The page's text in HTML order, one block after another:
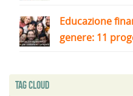
Educazione
genere: 11
Tag Cloud